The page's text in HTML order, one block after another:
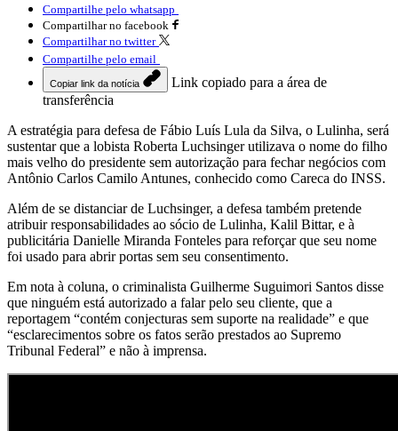
Compartilhe pelo whatsapp
Compartilhar no facebook
Compartilhar no twitter
Compartilhe pelo email
Copiar link da notícia
Link copiado para a área de
transferência
A estratégia para defesa de Fábio Luís Lula da Silva, o Lulinha, será
sustentar que a lobista Roberta Luchsinger utilizava o nome do filho
mais velho do presidente sem autorização para fechar negócios com
Antônio Carlos Camilo Antunes, conhecido como Careca do INSS.
Além de se distanciar de Luchsinger, a defesa também pretende
atribuir responsabilidades ao sócio de Lulinha, Kalil Bittar, e à
publicitária Danielle Miranda Fonteles para reforçar que seu nome
foi usado para abrir portas sem seu consentimento.
Em nota à coluna, o criminalista Guilherme Suguimori Santos disse
que ninguém está autorizado a falar pelo seu cliente, que a
reportagem “contém conjecturas sem suporte na realidade” e que
“esclarecimentos sobre os fatos serão prestados ao Supremo
Tribunal Federal” e não à imprensa.